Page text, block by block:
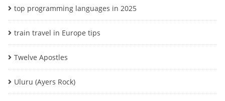
top programming languages in 2025
train travel in Europe tips
Twelve Apostles
Uluru (Ayers Rock)